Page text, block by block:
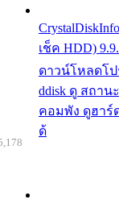
เช็ค HDD)
ดาวน์โหลดโป
ddisk ดู สถาน
คอมพัง ดูฮาร์ด
ด้